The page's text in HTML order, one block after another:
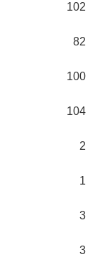
102
82
100
104
2
1
3
3